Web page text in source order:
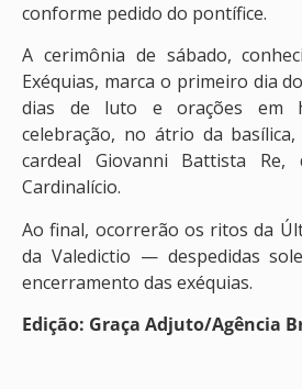
conforme pedido do pontífice.
A cerimônia de sábado,
Exéquias, marca o primeiro dia
dias de luto e orações em
celebração, no átrio da
cardeal Giovanni Battista Re,
Cardinalício.
Ao final, ocorrerão os ritos da
da Valedictio — despedidas
encerramento das exéquias.
Edição: Graça Adjuto/Agência